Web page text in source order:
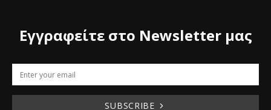
Εγγραφείτε στο Newsletter μας
SUBSCRIBE